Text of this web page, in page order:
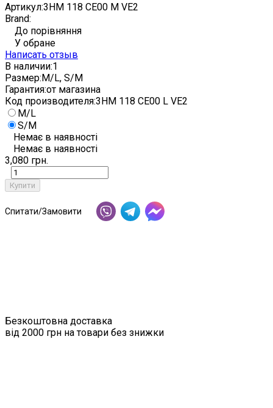
Артикул:3HM 118 CE00 M VE2
Brand:
До порівняння
У обране
Написать отзыв
В наличии:1
Размер:M/L, S/M
Гарантия:от магазина
Код производителя:3HM 118 CE00 L VE2
M/L
S/M
Немає в наявності
Немає в наявності
3,080 грн.
Купити
Спитати/Замовити
Безкоштовна доставка
від 2000 грн на товари без знижки